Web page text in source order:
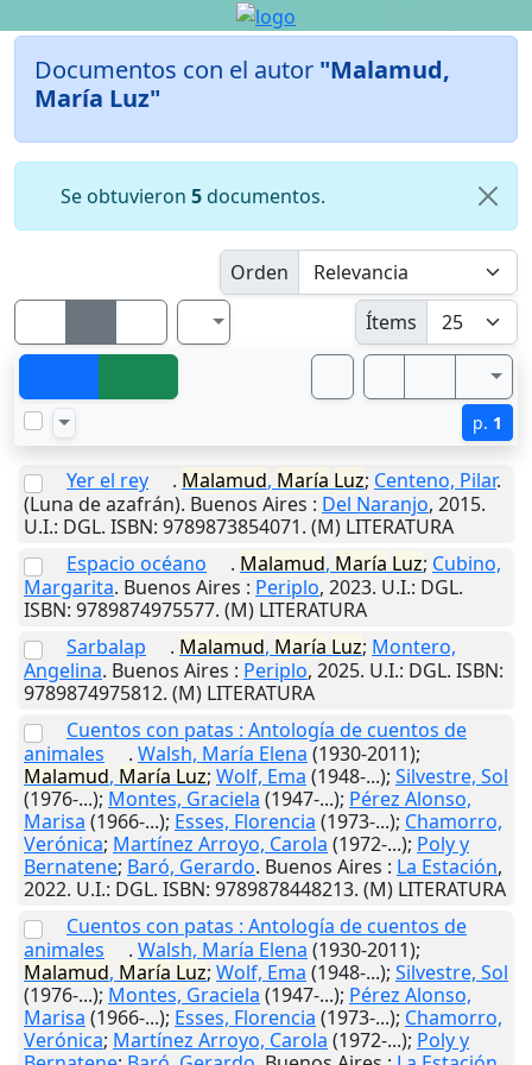
Documentos con el autor "Malamud,
María Luz"
Se obtuvieron 5documentos.
Orden
Ítems
p. 1
Yer el rey . Malamud, María Luz; Centeno, Pilar.
(Luna de azafrán). Buenos Aires : Del Naranjo, 2015.
U.I.: DGL. ISBN: 9789873854071. (M) LITERATURA
Espacio océano
. Malamud, María Luz; Cubino,
Margarita. Buenos Aires : Periplo, 2023. U.I.: DGL.
ISBN: 9789874975577. (M) LITERATURA
Sarbalap
. Malamud, María Luz; Montero,
Angelina. Buenos Aires : Periplo, 2025. U.I.: DGL. ISBN:
9789874975812. (M) LITERATURA
Cuentos con patas : Antología de cuentos de
animales
. Walsh, María Elena (1930-2011);
Malamud, María Luz; Wolf, Ema (1948-...); Silvestre, Sol
(1976-...); Montes, Graciela (1947-...); Pérez Alonso,
Marisa (1966-...); Esses, Florencia (1973-...); Chamorro,
Verónica; Martínez Arroyo, Carola (1972-...); Poly y
Bernatene; Baró, Gerardo. Buenos Aires : La Estación,
2022. U.I.: DGL. ISBN: 9789878448213. (M) LITERATURA
Cuentos con patas : Antología de cuentos de
animales
. Walsh, María Elena (1930-2011);
Malamud, María Luz; Wolf, Ema (1948-...); Silvestre, Sol
(1976-...); Montes, Graciela (1947-...); Pérez Alonso,
Marisa (1966-...); Esses, Florencia (1973-...); Chamorro,
Verónica; Martínez Arroyo, Carola (1972-...); Poly y